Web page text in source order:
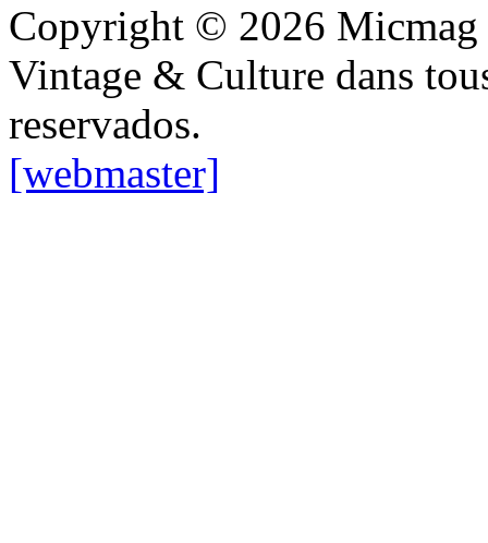
Copyright © 2026 Micmag
Vintage & Culture dans
reservados.
[webmaster]